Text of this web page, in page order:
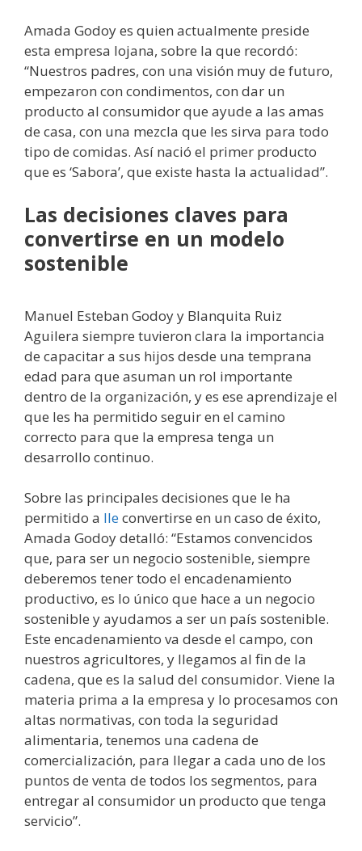
Amada Godoy es quien actualmente preside
esta empresa lojana, sobre la que recordó:
“Nuestros padres, con una visión muy de futuro,
empezaron con condimentos, con dar un
producto al consumidor que ayude a las amas
de casa, con una mezcla que les sirva para todo
tipo de comidas. Así nació el primer producto
que es ‘Sabora’, que existe hasta la actualidad”.
Las decisiones claves para
convertirse en un modelo
sostenible
Manuel Esteban Godoy y Blanquita Ruiz
Aguilera siempre tuvieron clara la importancia
de capacitar a sus hijos desde una temprana
edad para que asuman un rol importante
dentro de la organización, y es ese aprendizaje el
que les ha permitido seguir en el camino
correcto para que la empresa tenga un
desarrollo continuo.
Sobre las principales decisiones que le ha
permitido a Ileconvertirse en un caso de éxito,
Amada Godoy detalló: “Estamos convencidos
que, para ser un negocio sostenible, siempre
deberemos tener todo el encadenamiento
productivo, es lo único que hace a un negocio
sostenible y ayudamos a ser un país sostenible.
Este encadenamiento va desde el campo, con
nuestros agricultores, y llegamos al fin de la
cadena, que es la salud del consumidor. Viene la
materia prima a la empresa y lo procesamos con
altas normativas, con toda la seguridad
alimentaria, tenemos una cadena de
comercialización, para llegar a cada uno de los
puntos de venta de todos los segmentos, para
entregar al consumidor un producto que tenga
servicio”.